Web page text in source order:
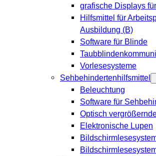
grafische Displays
Hilfsmittel für
Ausbildung (B)
Software für Blinde
Vorlesesysteme
Sehbehindertenhilfsmittel
Beleuchtung
Software für
Optisch
Elektronische Lupen